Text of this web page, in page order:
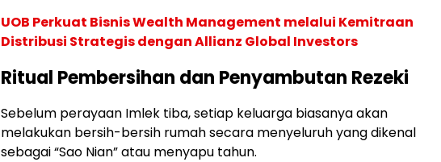
UOB Perkuat Bisnis Wealth Management melalui Kemitraan
Distribusi Strategis dengan Allianz Global Investors
Ritual Pembersihan dan Penyambutan Rezeki
Sebelum perayaan Imlek tiba, setiap keluarga biasanya akan
melakukan bersih-bersih rumah secara menyeluruh yang dikenal
sebagai “Sao Nian” atau menyapu tahun.